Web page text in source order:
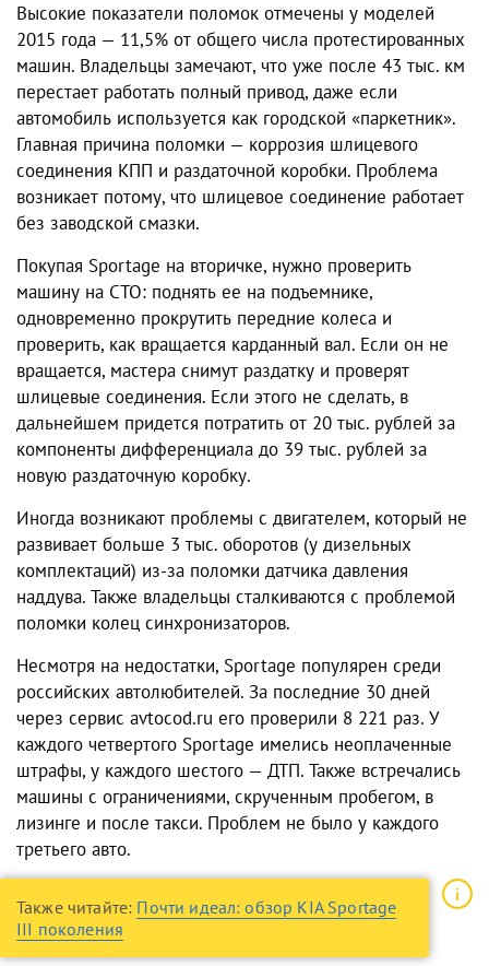
Высокие показатели поломок отмечены у моделей
2015 года — 11,5% от общего числа протестированных
машин. Владельцы замечают, что уже после 43 тыс. км
перестает работать полный привод, даже если
автомобиль используется как городской «паркетник».
Главная причина поломки — коррозия шлицевого
соединения КПП и раздаточной коробки. Проблема
возникает потому, что шлицевое соединение работает
без заводской смазки.
Покупая Sportage на вторичке, нужно проверить
машину на СТО: поднять ее на подъемнике,
одновременно прокрутить передние колеса и
проверить, как вращается карданный вал. Если он не
вращается, мастера снимут раздатку и проверят
шлицевые соединения. Если этого не сделать, в
дальнейшем придется потратить от 20 тыс. рублей за
компоненты дифференциала до 39 тыс. рублей за
новую раздаточную коробку.
Иногда возникают проблемы с двигателем, который не
развивает больше 3 тыс. оборотов (у дизельных
комплектаций) из-за поломки датчика давления
наддува. Также владельцы сталкиваются с проблемой
поломки колец синхронизаторов.
Несмотря на недостатки, Sportage популярен среди
российских автолюбителей. За последние 30 дней
через сервис avtocod.ru его проверили 8 221 раз. У
каждого четвертого Sportage имелись неоплаченные
штрафы, у каждого шестого — ДТП. Также встречались
машины с ограничениями, скрученным пробегом, в
лизинге и после такси. Проблем не было у каждого
третьего авто.
Также читайте: Почти идеал: обзор KIA Sportage
III поколения